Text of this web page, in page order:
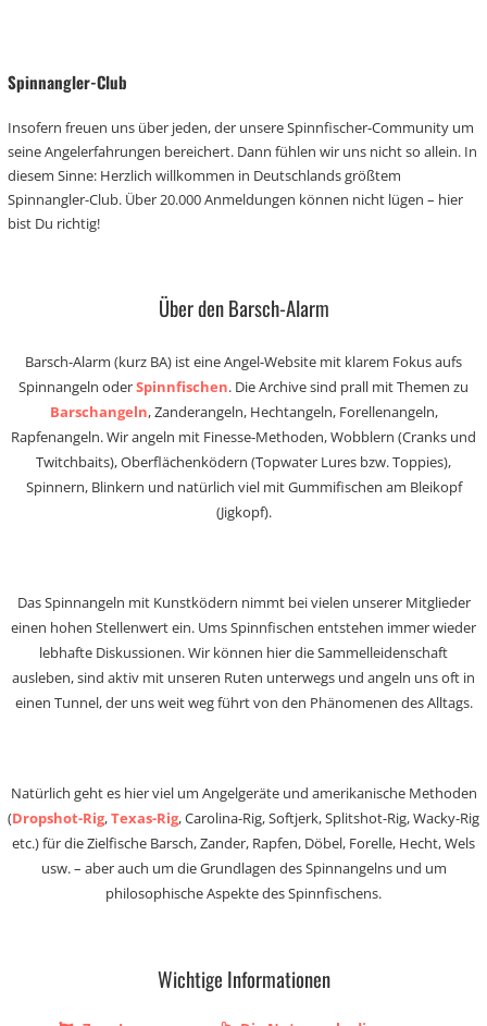
Spinnangler-Club
Insofern freuen uns über jeden, der unsere Spinnfischer-Community um
seine Angelerfahrungen bereichert. Dann fühlen wir uns nicht so allein. In
diesem Sinne: Herzlich willkommen in Deutschlands größtem
Spinnangler-Club. Über 20.000 Anmeldungen können nicht lügen – hier
bist Du richtig!
Über den Barsch-Alarm
Barsch-Alarm (kurz BA) ist eine Angel-Website mit klarem Fokus aufs
Spinnangeln oderSpinnfischen. Die Archive sind prall mit Themen zu
Barschangeln, Zanderangeln, Hechtangeln, Forellenangeln,
Rapfenangeln. Wir angeln mit Finesse-Methoden, Wobblern (Cranks und
Twitchbaits), Oberflächenködern (Topwater Lures bzw. Toppies),
Spinnern, Blinkern und natürlich viel mit Gummifischen am Bleikopf
(Jigkopf).
Das Spinnangeln mit Kunstködern nimmt bei vielen unserer Mitglieder
einen hohen Stellenwert ein. Ums Spinnfischen entstehen immer wieder
lebhafte Diskussionen. Wir können hier die Sammelleidenschaft
ausleben, sind aktiv mit unseren Ruten unterwegs und angeln uns oft in
einen Tunnel, der uns weit weg führt von den Phänomenen des Alltags.
Natürlich geht es hier viel um Angelgeräte und amerikanische Methoden
(Dropshot-Rig,Texas-Rig, Carolina-Rig, Softjerk, Splitshot-Rig, Wacky-Rig
etc.) für die Zielfische Barsch, Zander, Rapfen, Döbel, Forelle, Hecht, Wels
usw. – aber auch um die Grundlagen des Spinnangelns und um
philosophische Aspekte des Spinnfischens.
Wichtige Informationen